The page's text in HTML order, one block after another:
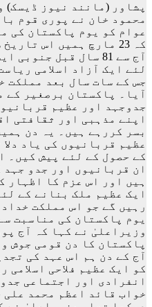
پشاور (مانند نیوز ڈیسک)
محمود خان نے پوری قوم
عوام کو یوم پاکستان کی
کہ 23 مارچ ہمیں اس
آج سے 81 سال قبل
لئے ایک آزاد اسلامی
جس کے سات سال بعد مملکت
آیا۔ پاکستان برصغیر کے
جدوجہد اور عظیم
اپنے مذہبی اور ثقافتی
بسر کررہے ہیں۔ یہ دن
عظیم قربانیوں کی یاد
کے حصول کے لئے پیش کیں۔
ان قربانیوں اور جدو
ہیں اور اس عزم کا اظہار
ایک عظیم ملک بنانے کے
رہیں گے جو اس مملکت
یوم پاکستان کی مناسبت
پاکستان کا دن قومی جوش
آج کے دن ہم اس عہد کی
کو ایک عظیم فلاحی
انفرادی اور اجتماعی
خواب قائد اعظم محمد علی